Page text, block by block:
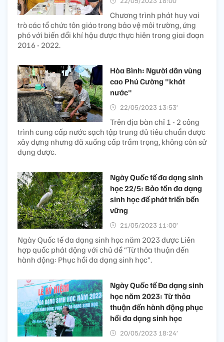
Chương trình phát huy vai
trò các tổ chức tôn giáo trong bảo vệ môi trường, ứng
phó với biến đổi khí hậu được thực hiên trong giai đoạn
2016 - 2022.
Hòa Bình: Người dân vùng
cao Phú Cường "khát
nước"
22/05/2023 13:53’
Trên địa bàn chỉ 1 - 2 công
trình cung cấp nước sạch tập trung đủ tiêu chuẩn được
xây dựng nhưng đã xuống cấp trầm trọng, không còn sử
dụng được.
Ngày Quốc tế đa dạng sinh
học 22/5: Bảo tồn đa dạng
sinh học để phát triển bền
vững
21/05/2023 11:00’
Ngày Quốc tế đa dạng sinh học năm 2023 được Liên
hợp quốc phát động với chủ đề “Từ thỏa thuận đến
hành động: Phục hồi đa dạng sinh học”.
Ngày Quốc tế Đa dạng sinh
học năm 2023: Từ thỏa
thuận đến hành động phục
hồi đa dạng sinh học
20/05/2023 18:24’